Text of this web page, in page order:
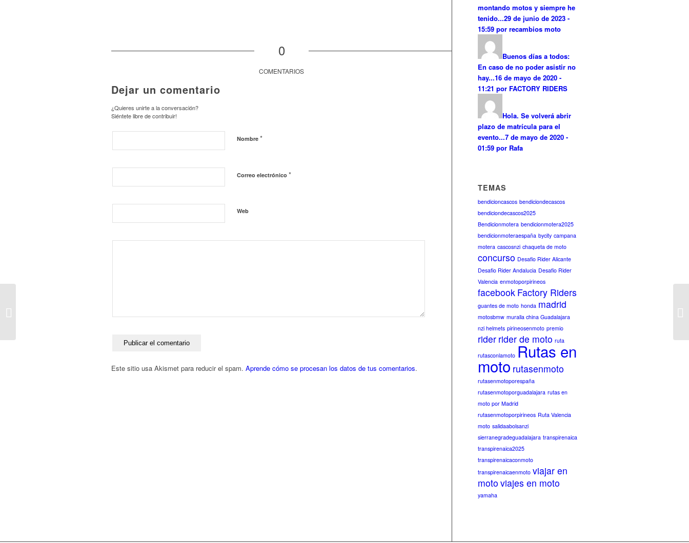
0
COMENTARIOS
Dejar un comentario
¿Quieres unirte a la conversación?
Siéntete libre de contribuir!
Nombre *
Correo electrónico *
Web
Este sitio usa Akismet para reducir el spam. Aprende cómo se procesan los datos de tus comentarios.
montando motos y siempre he
tenido...29 de junio de 2023 -
15:59 por recambios moto
Buenos días a todos:
En caso de no poder asistir no
hay...16 de mayo de 2020 -
11:21 por FACTORY RIDERS
Hola. Se volverá abrir
plazo de matrícula para el
evento...7 de mayo de 2020 -
01:59 por Rafa
TEMAS
bendicioncascos bendiciondecascos
bendiciondecascos2025
Bendicionmotera bendicionmotera2025
bendicionmoteraespaña bycity campana
motera cascosnzi chaqueta de moto
concurso Desafio Rider Alicante
Desafio Rider Andalucia Desafio Rider
Valencia enmotoporpirineos
facebook Factory Riders
guantes de moto honda madrid
motosbmw muralla china Guadalajara
nzi helmets pirineosenmoto premio
rider rider de moto ruta
rutasconlamoto Rutas en
moto rutasenmoto
rutasenmotoporespaña
rutasenmotoporguadalajara rutas en
moto por Madrid
rutasenmotoporpirineos Ruta Valencia
moto salidaabolsanzi
sierranegradeguadalajara transpirenaica
transpirenaica2025
transpirenaicaconmoto
transpirenaicaenmoto viajar en
moto viajes en moto
yamaha